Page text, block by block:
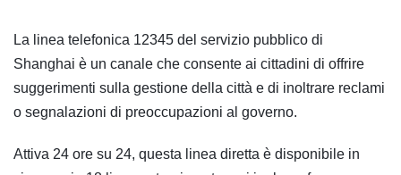
La linea telefonica 12345 del servizio pubblico di
Shanghai è un canale che consente ai cittadini di offrire
suggerimenti sulla gestione della città e di inoltrare reclami
o segnalazioni di preoccupazioni al governo.
Attiva 24 ore su 24, questa linea diretta è disponibile in